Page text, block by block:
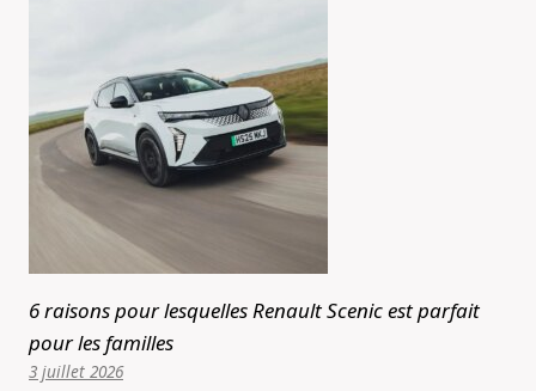
6 raisons pour lesquelles Renault Scenic est parfait
pour les familles
3 juillet 2026